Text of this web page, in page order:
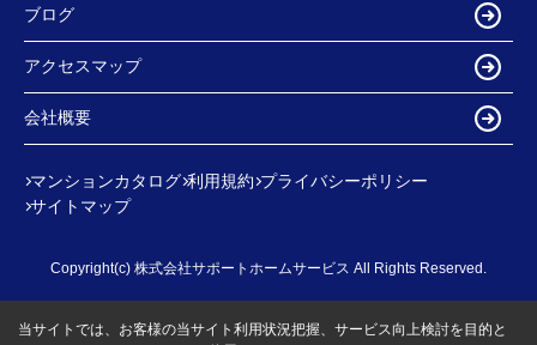
ブログ
アクセスマップ
会社概要
マンションカタログ 利用規約 プライバシーポリシー
サイトマップ
Copyright(c) 株式会社サポートホームサービス All Rights Reserved.
当サイトでは、お客様の当サイト利用状況把握、サービス向上検討を目的と